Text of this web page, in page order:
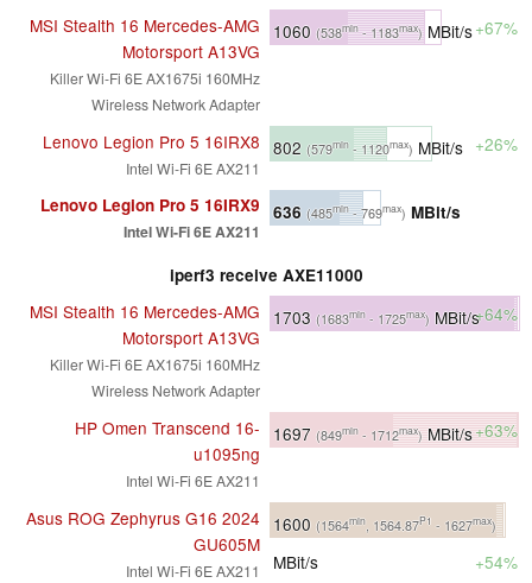
MSI Stealth 16 Mercedes-AMG
Motorsport A13VG
Killer Wi-Fi 6E AX1675i 160MHz
Wireless Network Adapter
1060 (538min- 1183max)MBit/s+67%
Lenovo Legion Pro 5 16IRX8
Intel Wi-Fi 6E AX211
802 (579min - 1120max) MBit/s +26%
Lenovo Legion Pro 5 16IRX9
Intel Wi-Fi 6E AX211
636 (485min- 769max) MBit/s
iperf3 receive AXE11000
MSI Stealth 16 Mercedes-AMG
Motorsport A13VG
Killer Wi-Fi 6E AX1675i 160MHz
Wireless Network Adapter
1703 (1683min - 1725max) MBit/s+64%
HP Omen Transcend 16-
u1095ng
Intel Wi-Fi 6E AX211
1697 (849min - 1712max) MBit/s+63%
Asus ROG Zephyrus G16 2024
GU605M
Intel Wi-Fi 6E AX211
1600 (1564min , 1564.87P1 - 1627max)
MBit/s
+54%